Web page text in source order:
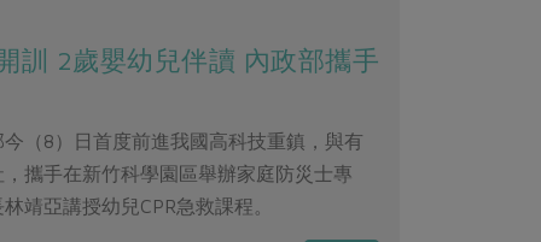
訓 2歲嬰幼兒伴讀 內政部攜手
（8）日首度前進我國高科技重鎮，與有
攜手在新竹科學園區舉辦家庭防災士專
靖亞講授幼兒CPR急救課程。